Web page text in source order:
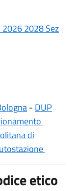
2026 2028 Sez
- DUP
di
etico